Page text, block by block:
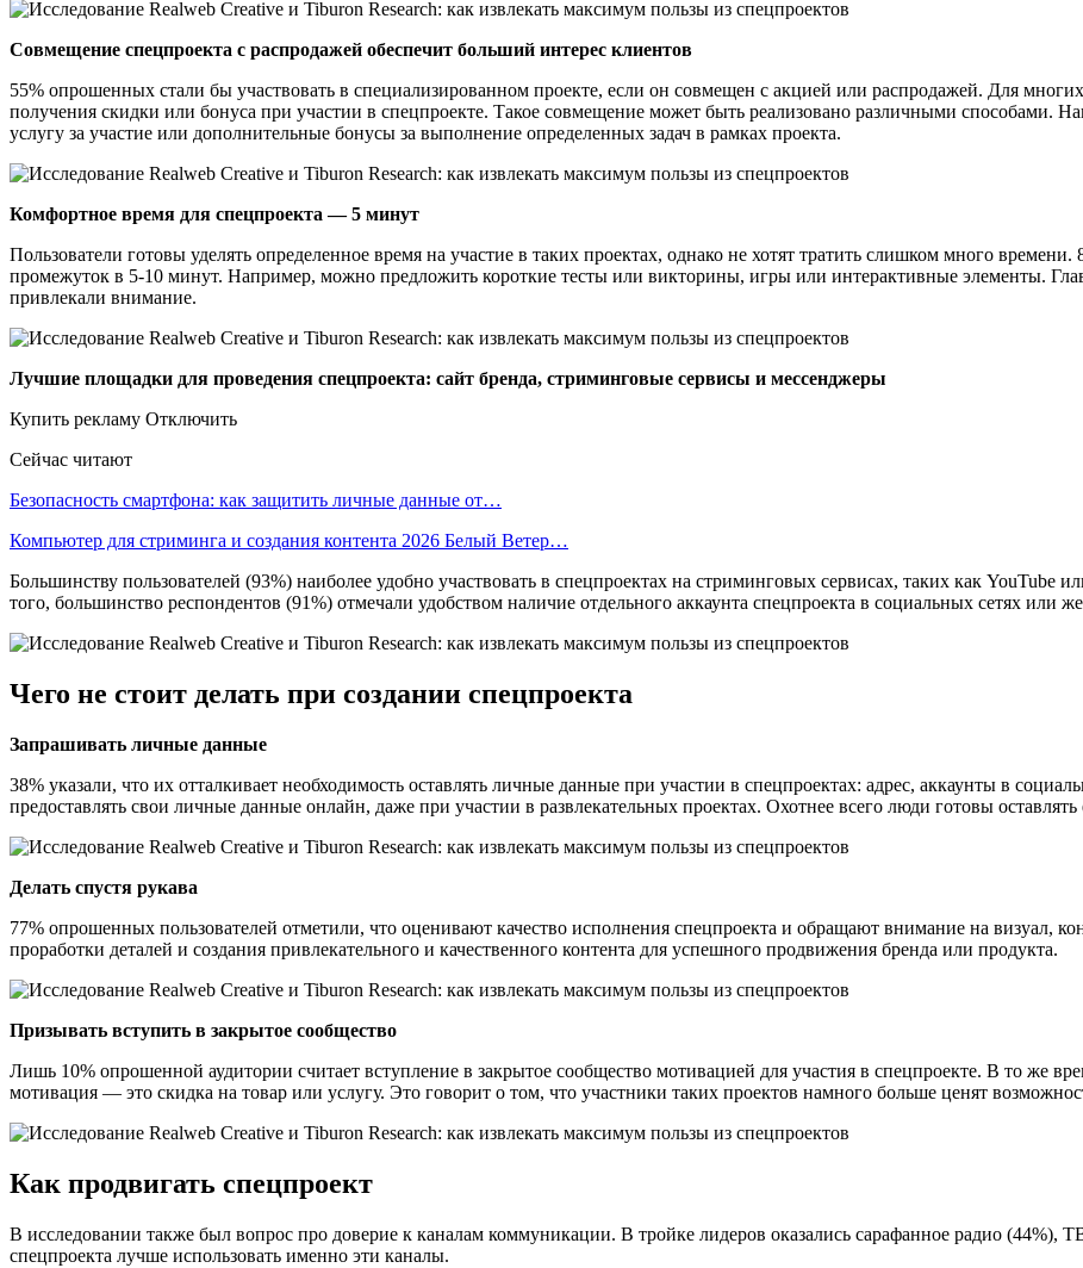
Совмещение спецпроекта с распродажей обеспечит больший интерес клиентов
55% опрошенных стали бы участвовать в специализированном проекте, если он совмещен с акцией или распродажей. Для
получения скидки или бонуса при участии в спецпроекте. Такое совмещение может быть реализовано различными способами.
услугу за участие или дополнительные бонусы за выполнение определенных задач в рамках проекта.
Комфортное время для спецпроекта — 5 минут
Пользователи готовы уделять определенное время на участие в таких проектах, однако не хотят тратить слишком много
промежуток в 5-10 минут. Например, можно предложить короткие тесты или викторины, игры или интерактивные элементы.
привлекали внимание.
Лучшие площадки для проведения спецпроекта: сайт бренда, стриминговые сервисы и мессенджеры
Купить рекламу Отключить
Сейчас читают
Безопасность смартфона: как защитить личные данные от…
Компьютер для стриминга и создания контента 2026 Белый Ветер…
Большинству пользователей (93%) наиболее удобно участвовать в спецпроектах на стриминговых сервисах, таких как
того, большинство респондентов (91%) отмечали удобством наличие отдельного аккаунта спецпроекта в социальных сетях или
Чего не стоит делать при создании спецпроекта
Запрашивать личные данные
38% указали, что их отталкивает необходимость оставлять личные данные при участии в спецпроектах: адрес, аккаунты в
предоставлять свои личные данные онлайн, даже при участии в развлекательных проектах. Охотнее всего люди готовы
Делать спустя рукава
77% опрошенных пользователей отметили, что оценивают качество исполнения спецпроекта и обращают внимание на визуал,
проработки деталей и создания привлекательного и качественного контента для успешного продвижения бренда или продукта.
Призывать вступить в закрытое сообщество
Лишь 10% опрошенной аудитории считает вступление в закрытое сообщество мотивацией для участия в спецпроекте. В то же
мотивация — это скидка на товар или услугу. Это говорит о том, что участники таких проектов намного больше ценят
Как продвигать спецпроект
В исследовании также был вопрос про доверие к каналам коммуникации. В тройке лидеров оказались сарафанное радио (44%),
спецпроекта лучше использовать именно эти каналы.